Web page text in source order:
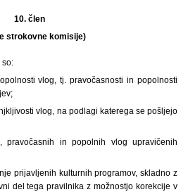
10. člen
strokovne komisije)
so:
vlog, tj. pravočasnosti in popolnosti
vlog, na podlagi katerega se pošljejo
pravočasnih in popolnih vlog upravičenih
prijavljenih kulturnih programov, skladno z
del tega pravilnika z možnostjo korekcije v